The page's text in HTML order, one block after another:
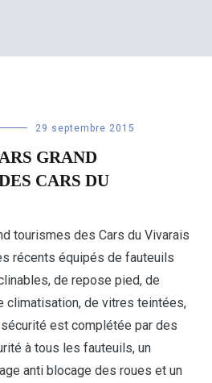
29 septembre 2015
GRAND
CARS DU
tourismes des Cars du Vivarais
récents équipés de fauteuils
de repose pied, de
climatisation, de vitres teintées,
est complétée par des
à tous les fauteuils, un
anti blocage des roues et un